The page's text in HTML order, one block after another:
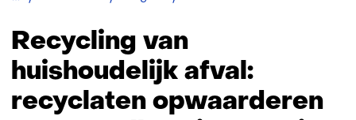
Recycling van
huishoudelijk afval:
recyclaten opwaarderen